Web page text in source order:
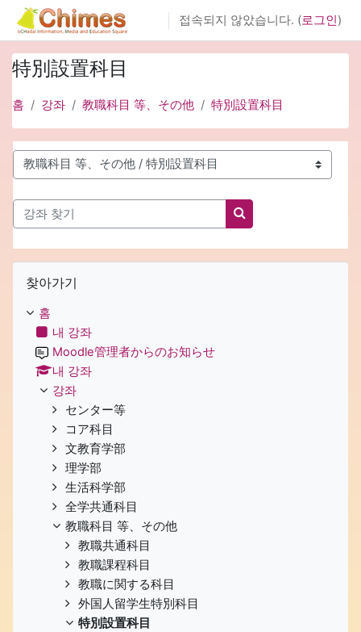
메인 콘텐츠로 건너뛰기
접속되지 않았습니다. (로그인)
特別設置科目
홈 강좌 教職科目 等、その他 特別設置科目
강좌 범주
강좌 찾기
강좌 찾기
찾아가기
홈
내 강좌
Moodle管理者からのお知らせ
내 강좌
강좌
センター等
コア科目
文教育学部
理学部
生活科学部
全学共通科目
教職科目 等、その他
教職共通科目
教職課程科目
教職に関する科目
外国人留学生特別科目
特別設置科目